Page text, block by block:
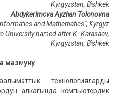
Kyrgyzstan, Bishkek
AbdykerimovаAyzhan Tolonovna
and Mathematics", Kyrgyz
University named after K. Karasaev,
Kyrgyzstan, Bishkek
мазмуну
технологияларды
алкагында компьютердик